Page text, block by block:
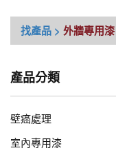
找產品 > 外牆專用漆
產品分類
壁癌處理
室內專用漆